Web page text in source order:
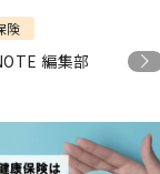
険
編集部